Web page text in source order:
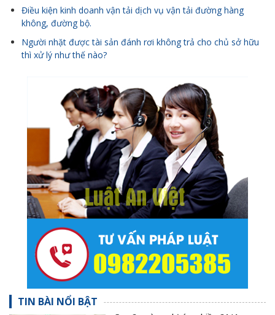
Điều kiện kinh doanh vận tải dịch vụ vận tải đường hàng
không, đường bộ.
Người nhặt được tài sản đánh rơi không trả cho chủ sở hữu
thì xử lý như thế nào?
TIN BÀI NỔI BẬT